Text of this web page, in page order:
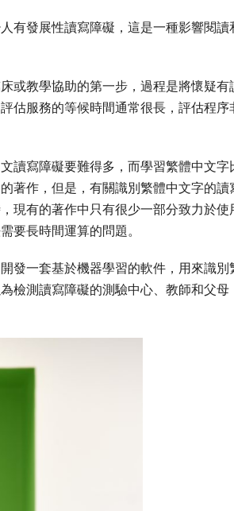
人 有發展性讀寫障礙，這是一種影響閱
或教學協助的第一步，過程是將懷疑有
估服務的等候時間通常很長，評估程序
讀寫障礙要難得多 ，而學習繁體中文字
著作，但是，有關識別繁體中文字的
現有的著作中只有很少一部分致力於
要長時間運算的問題。
發一套基於機器學習的軟件，用來識別
檢測讀寫障礙的測驗中心、教師和父